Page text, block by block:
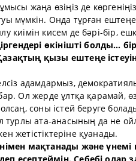
жаңа өзіңіз де
мүмкін. Онда тұрған
киімін кисем де бәрі-бір,
өкінішті
қызы ештеңе
адамдармыз,
Ол жерде ұлтқа қарамай,
соны істей беруге
турлы ата-анасының да не
жетістіктеріне қуанады.
мақтанады және үнемі